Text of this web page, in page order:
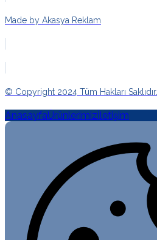
Made by Akasya Reklam
© Copyright 2024 Tüm Hakları Saklıdır.
AnasayfaÜrünlerimizİletişim